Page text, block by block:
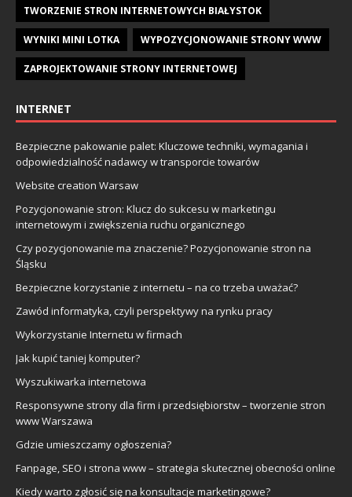
TWORZENIE STRON INTERNETOWYCH BIAŁYSTOK
WYNIKI MINI LOTKA WYPOZYCJONOWANIE STRONY WWW
ZAPROJEKTOWANIE STRONY INTERNETOWEJ
INTERNET
Bezpieczne pakowanie palet: Kluczowe techniki, wymagania i
odpowiedzialność nadawcy w transporcie towarów
Website creation Warsaw
Pozycjonowanie stron: Klucz do sukcesu w marketingu
internetowym i zwiększenia ruchu organicznego
Czy pozycjonowanie ma znaczenie? Pozycjonowanie stron na
Śląsku
Bezpieczne korzystanie z internetu – na co trzeba uważać?
Zawód informatyka, czyli perspektywy na rynku pracy
Wykorzystanie Internetu w firmach
Jak kupić taniej komputer?
Wyszukiwarka internetowa
Responsywne strony dla firm i przedsiębiorstw – tworzenie stron
www Warszawa
Gdzie umieszczamy ogłoszenia?
Fanpage, SEO i strona www – strategia skutecznej obecności online
Kiedy warto zgłosić się na konsultacje marketingowe?